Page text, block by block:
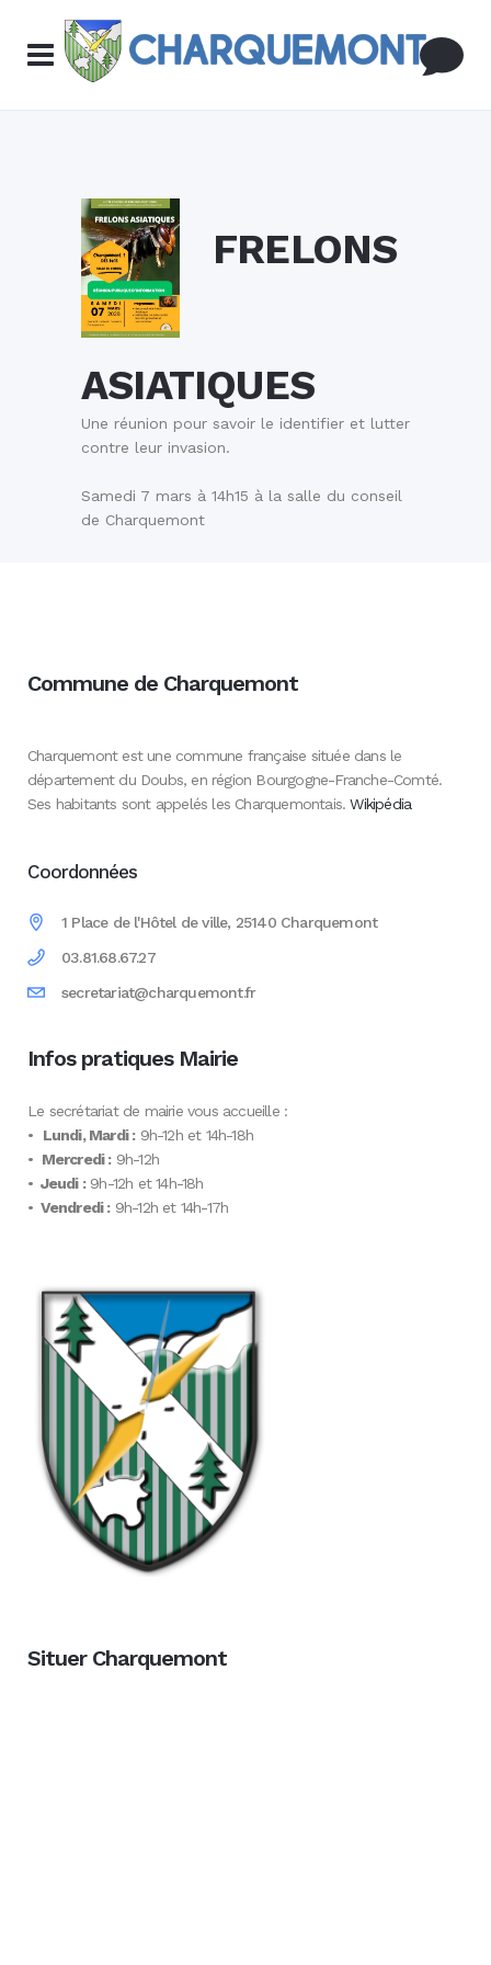
FRELONS
ASIATIQUES
Une réunion pour savoir le identifier et lutter
contre leur invasion.
Samedi 7 mars à 14h15 à la salle du conseil
de Charquemont
Commune de Charquemont
Charquemont est une commune française située dans le
département du Doubs, en région Bourgogne-Franche-Comté.
Ses habitants sont appelés les Charquemontais.Wikipédia
Coordonnées
1 Place de l'Hôtel de ville, 25140 Charquemont
03.81.68.67.27
secretariat@charquemont.fr
Infos pratiques Mairie
Le secrétariat de mairie vous accueille :
• Lundi, Mardi :9h-12h et 14h-18h
• Mercredi :9h-12h
• Jeudi :9h-12h et 14h-18h
• Vendredi :9h-12h et 14h-17h
Situer Charquemont